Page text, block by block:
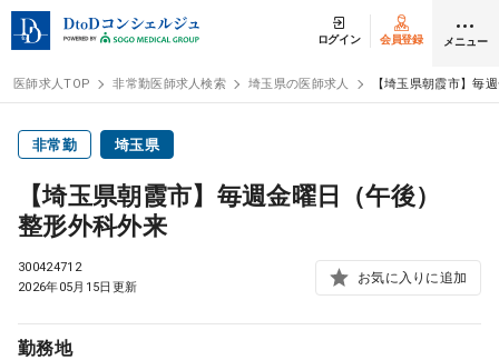
ログイン 会員登録 メニュー
医師求人
常勤検索 転職
非常勤検索
医師求人TOP 非常勤医師求人検索 埼玉県の医師求人 【埼玉県朝霞市】毎
非常勤 埼玉県
【埼玉県朝霞市】毎週金曜日（午後）
整形外科外来
300424712
2026年05月15日更新
お気に入りに追加
勤務地